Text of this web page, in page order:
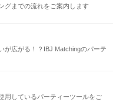
グまでの流れをご案内します
が広がる！？IBJ Matchingのパーテ
用しているパーティーツールをご